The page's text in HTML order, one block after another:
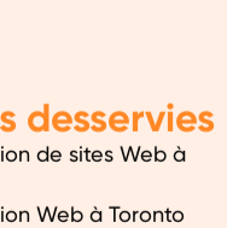
desservies
de sites Web à
Web à Toronto